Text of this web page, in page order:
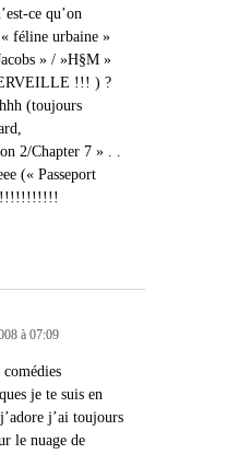
ce qu’on
féline urbaine »
» / »H§M »
!!! ) ?
(toujours
2/Chapter 7 » . .
(« Passeport
à 07:09
je te suis en
j’ai toujours
le nuage de